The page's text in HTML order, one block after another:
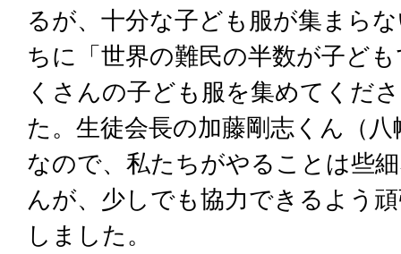
るが、十分な子ども服が集まら
ちに「世界の難民の半数が子ど
くさんの子ども服を集めてくだ
た。生徒会長の加藤剛志くん（
なので、私たちがやることは些
んが、少しでも協力できるよう
しました。